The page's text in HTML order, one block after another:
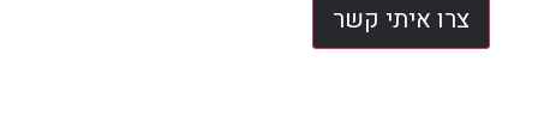
צרו איתי קשר